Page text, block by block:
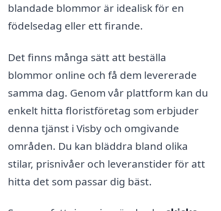
blandade blommor är idealisk för en
födelsedag eller ett firande.
Det finns många sätt att beställa
blommor online och få dem levererade
samma dag. Genom vår plattform kan du
enkelt hitta floristföretag som erbjuder
denna tjänst i Visby och omgivande
områden. Du kan bläddra bland olika
stilar, prisnivåer och leveranstider för att
hitta det som passar dig bäst.